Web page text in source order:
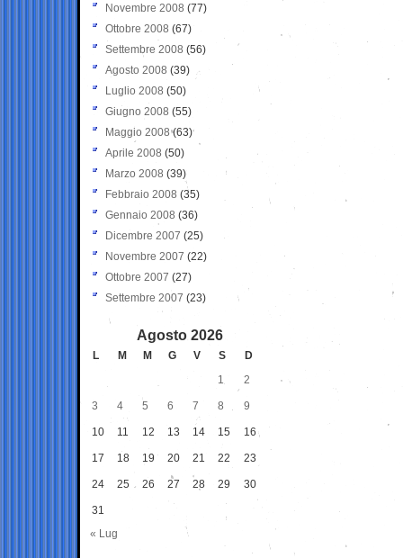
Novembre 2008 (77)
Ottobre 2008 (67)
Settembre 2008 (56)
Agosto 2008 (39)
Luglio 2008 (50)
Giugno 2008 (55)
Maggio 2008(63)
Aprile 2008 (50)
Marzo 2008 (39)
Febbraio 2008 (35)
Gennaio 2008 (36)
Dicembre 2007 (25)
Novembre 2007 (22)
Ottobre 2007 (27)
Settembre 2007 (23)
Agosto 2026
L M M G V S
D
1
2
3 4 5 6 7 8 9
10 11 12 13 14 15 16
17 18 19 20 21 22 23
24 25 26 27 28 29 30
31
« Lug